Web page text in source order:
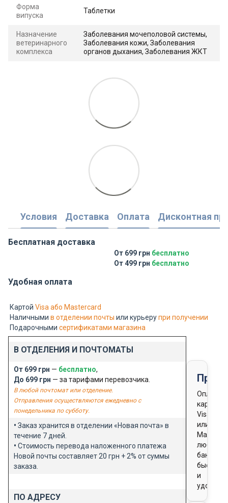
Форма
випуска
Таблетки
Назначение
ветеринарного
комплекса
Заболевания мочеполовой системы,
Заболевания кожи, Заболевания
органов дыхания, Заболевания ЖКТ
Условия Доставка Оплата Дисконтная
Бесплатная доставка
От 699 грн бесплатно
От 499 грн бесплатно
Удобная оплата
Картой Visa або Mastercard
Наличными в отделении почты или курьерупри получении
Подарочными сертификатами магазина
В ОТДЕЛЕНИЯ И ПОЧТОМАТЫ
От 699 грн — бесплатно,
До 699 грн — за тарифами перевозчика.
В любой почтомат или отделение.
Отправления осуществляются ежедневно с
понедельника по субботу.
• Заказ хранится в отделении «Новая почта» в
течение 7 дней.
• Стоимость перевода наложенного платежа
Новой почты составляет 20 грн + 2% от суммы
заказа.
ПО АДРЕСУ
Оплата
картой
Visa
или
любого
банка
быстро
и
удобно